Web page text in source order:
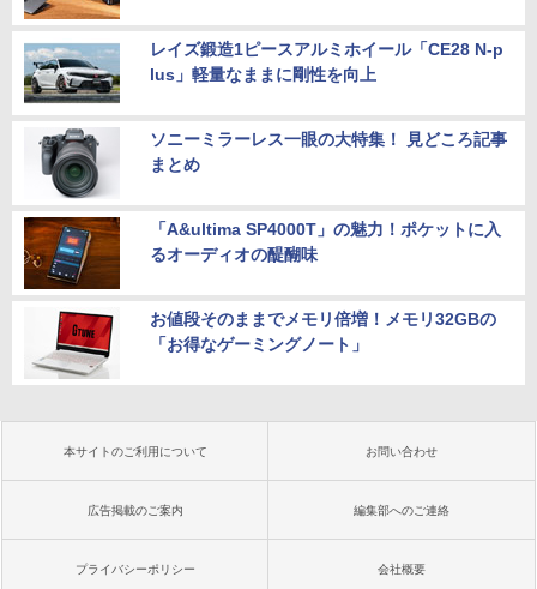
レイズ鍛造1ピースアルミホイール「CE28 N-p
lus」軽量なままに剛性を向上
ソニーミラーレス一眼の大特集！ 見どころ記事
まとめ
「A&ultima SP4000T」の魅力！ポケットに入
るオーディオの醍醐味
お値段そのままでメモリ倍増！メモリ32GBの
「お得なゲーミングノート」
本サイトのご利用について お問い合わせ
広告掲載のご案内 編集部へのご連絡
プライバシーポリシー 会社概要